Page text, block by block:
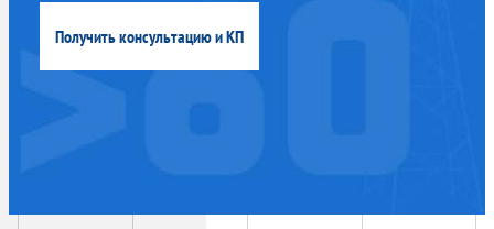
Получить консультацию и КП